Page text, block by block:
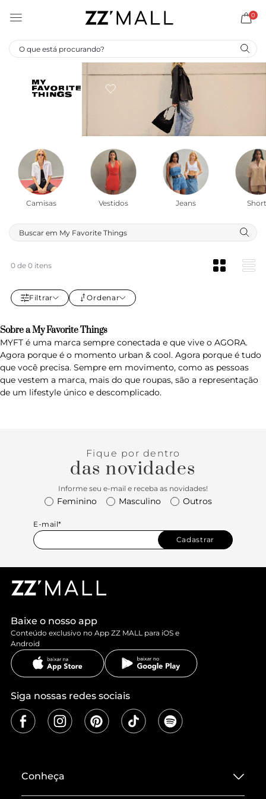
0
Camisas Vestidos Jeans
0 de 0 itens
Filtrar Ordenar
Sobre a My Favorite Things
MYFT é uma marca sempre conectada e que vive o AGORA.
Agora porque é o momento urban & cool. Agora porque é tudo
que você precisa. Sempre em movimento, como as pessoas
que vestem a marca, mais do que roupas, são a representação
de um lifestyle único e descomplicado.
Fique por dentro
das novidades
Informe seu e-mail e receba as novidades!
Feminino Masculino Outros
E-mail*
Cadastrar
Baixe o nosso app
Conteúdo exclusivo no App ZZ MALL para iOS e
Android
Siga nossas redes sociais
Conheça